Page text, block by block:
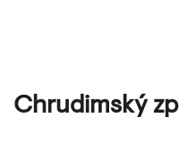
Chrudimský